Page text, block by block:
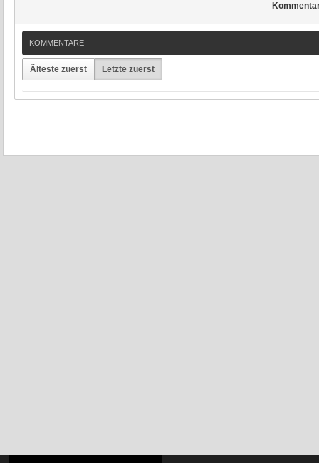
KOMMENTARE
Älteste zuerst Letzte zuerst